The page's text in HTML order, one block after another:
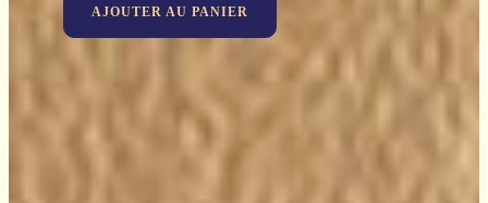
AJOUTER AU PANIER